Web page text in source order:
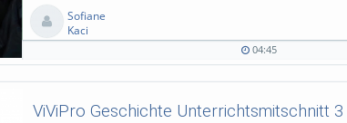
Sofiane
Kaci
04:45
04:45
141
0
0
ViViPro Geschichte Unterrichtsmitschnitt 3